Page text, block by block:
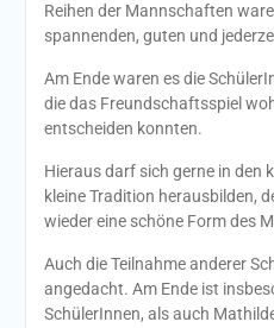
Reihen der Mannschaften
spannenden, guten und
Am Ende waren es die
die das Freundschaftsspiel
entscheiden konnten.
Hieraus darf sich gerne in den
kleine Tradition herausbilden,
wieder eine schöne Form des
Auch die Teilnahme anderer
angedacht. Am Ende ist
SchülerInnen, als auch